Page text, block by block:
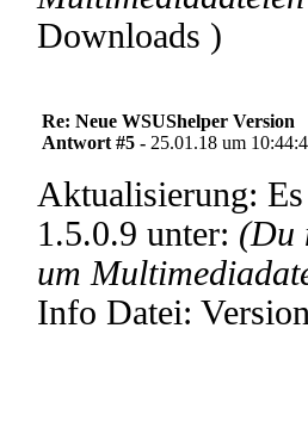
Downloads )
Re: Neue WSUShelper Version
Antwort #5 - 25.01.18 um
Aktualisierung:
1.5.0.9 unter: (Du
um
Info Datei: